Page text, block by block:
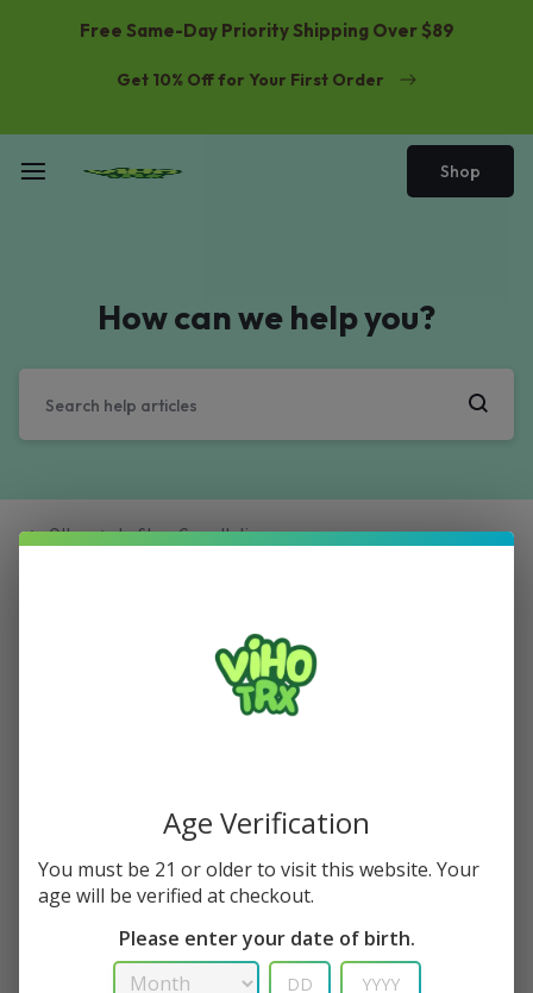
Free Same-Day Priority Shipping Over $89
Get 10% Off for Your First Order
Shop
How can we help you?
Other In-Store Consultation
Ut enim ad minim veniam, quis nostrud
exercitation ullamco laboris nisi ut aliquip ex
do eiusmod tempor incididunt ut labore et dolore magna
aliqua. Ut enim ad minim veniam, quis nostrud exercitation
ullamco laboris nisi ut aliquip ex ea commodo consequat.
culpa qui deserunt mollit anim id est laborum.
Quis nostrud exercitation ullamco laboris nisi ut aliquip ex
Age Verification
You must be 21 or older to visit this website. Your
age will be verified at checkout.
Please enter your date of birth.